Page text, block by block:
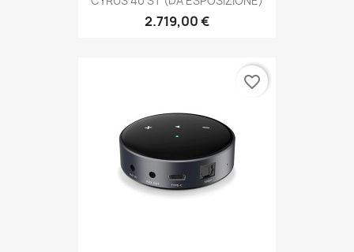
2.719,00 €
favorite_border